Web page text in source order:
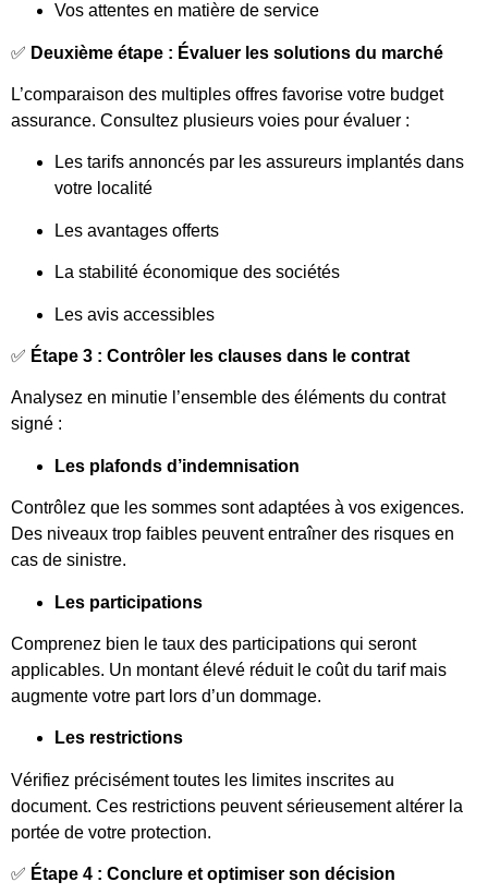
Vos attentes en matière de service
✅ Deuxième étape : Évaluer les solutions du marché
L’comparaison des multiples offres favorise votre budget
assurance. Consultez plusieurs voies pour évaluer :
Les tarifs annoncés par les assureurs implantés dans
votre localité
Les avantages offerts
La stabilité économique des sociétés
Les avis accessibles
✅ Étape 3 : Contrôler les clauses dans le contrat
Analysez en minutie l’ensemble des éléments du contrat
signé :
Les plafonds d’indemnisation
Contrôlez que les sommes sont adaptées à vos exigences.
Des niveaux trop faibles peuvent entraîner des risques en
cas de sinistre.
Les participations
Comprenez bien le taux des participations qui seront
applicables. Un montant élevé réduit le coût du tarif mais
augmente votre part lors d’un dommage.
Les restrictions
Vérifiez précisément toutes les limites inscrites au
document. Ces restrictions peuvent sérieusement altérer la
portée de votre protection.
✅ Étape 4 : Conclure et optimiser son décision